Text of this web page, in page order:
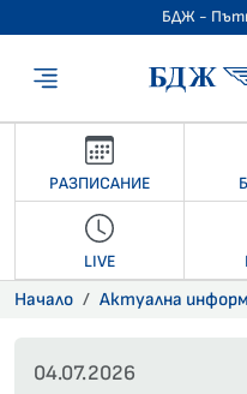
БДЖ -
РАЗПИСАНИЕ
LIVE
Начало Актуална
04.07.2026